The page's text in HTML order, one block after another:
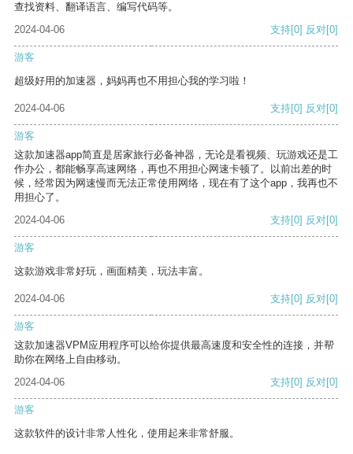
查找资料、翻译语言、编写代码等。
2024-04-06
支持[0] 反对[0]
游客
超级好用的加速器，妈妈再也不用担心我的学习啦！
2024-04-06 支持[0] 反对[0]
游客
这款加速器app简直是居家旅行必备神器，无论是看视频、玩游戏还是工
作办公，都能畅享高速网络，再也不用担心网速卡顿了。以前出差的时
候，经常因为网速慢而无法正常使用网络，现在有了这个app，我再也不
用担心了。
2024-04-06
支持[0] 反对[0]
游客
这款游戏非常好玩，画面精美，玩法丰富。
2024-04-06 支持[0] 反对[0]
游客
这款加速器VPM应用程序可以给你提供最高速度和安全性的连接，并帮
助你在网络上自由移动。
2024-04-06
支持[0] 反对[0]
游客
这款软件的设计非常人性化，使用起来非常舒服。